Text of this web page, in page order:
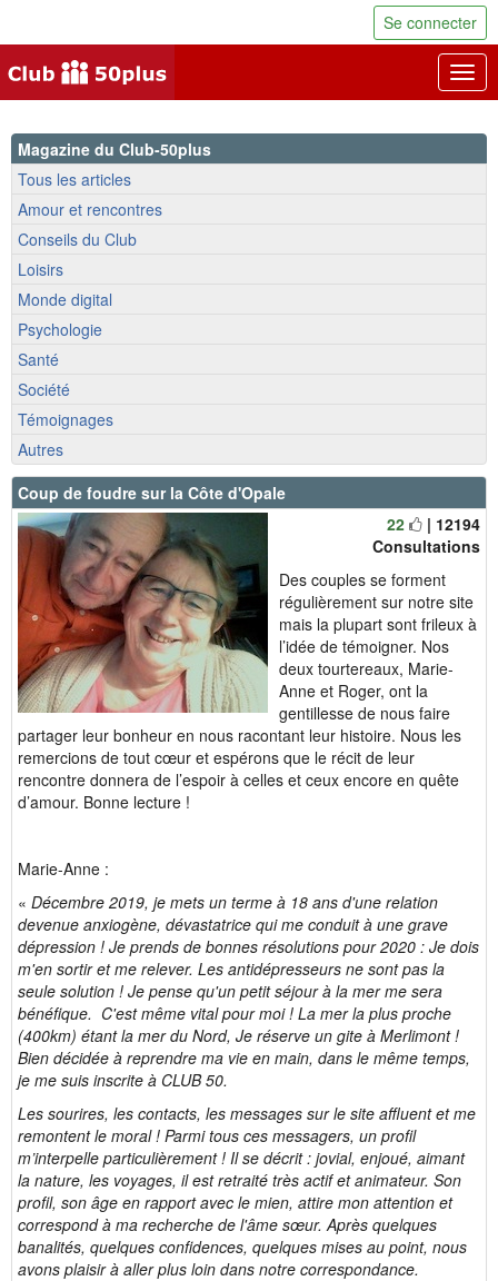
Se connecter
Magazine du Club-50plus
Tous les articles
Amour et rencontres
Conseils du Club
Loisirs
Monde digital
Psychologie
Santé
Société
Témoignages
Autres
Coup de foudre sur la Côte d'Opale
22
| 12194
Consultations
Des couples se forment
régulièrement sur notre site
mais la plupart sont frileux à
l’idée de témoigner. Nos
deux tourtereaux, Marie-
Anne et Roger, ont la
gentillesse de nous faire
partager leur bonheur en nous racontant leur histoire. Nous les
remercions de tout cœur et espérons que le récit de leur
rencontre donnera de l’espoir à celles et ceux encore en quête
d’amour. Bonne lecture !
Marie-Anne :
« Décembre 2019, je mets un terme à 18 ans d'une relation
devenue anxiogène, dévastatrice qui me conduit à une grave
dépression ! Je prends de bonnes résolutions pour 2020 : Je dois
m'en sortir et me relever. Les antidépresseurs ne sont pas la
seule solution ! Je pense qu'un petit séjour à la mer me sera
bénéfique. C'est même vital pour moi ! La mer la plus proche
(400km) étant la mer du Nord, Je réserve un gite à Merlimont !
Bien décidée à reprendre ma vie en main, dans le même temps,
je me suis inscrite à CLUB 50.
Les sourires, les contacts, les messages sur le site affluent et me
remontent le moral ! Parmi tous ces messagers, un profil
m’interpelle particulièrement ! Il se décrit : jovial, enjoué, aimant
la nature, les voyages, il est retraité très actif et animateur. Son
profil, son âge en rapport avec le mien, attire mon attention et
correspond à ma recherche de l'âme sœur. Après quelques
banalités, quelques confidences, quelques mises au point, nous
avons plaisir à aller plus loin dans notre correspondance.